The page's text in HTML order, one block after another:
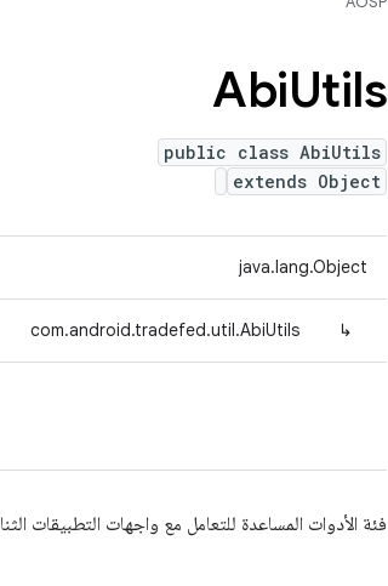
AbiUtils
public class AbiUtils
extends Object
java.lang.Object
↳
com.android.tradefed.util.AbiUtils
فئة الأدوات المساعدة للتعامل مع واجهات التطبيقات